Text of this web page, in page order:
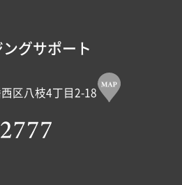
グサポート
区八枝4丁目2-18